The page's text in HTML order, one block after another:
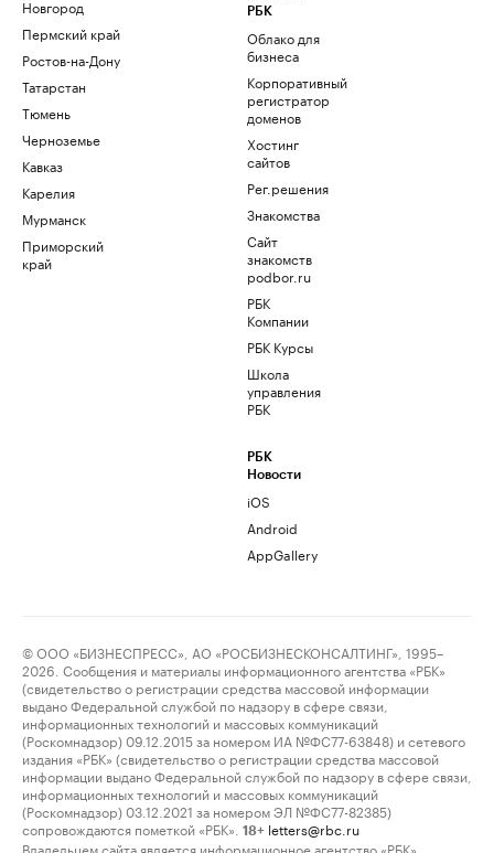
Новгород
Пермский край
Ростов-на-Дону
Татарстан
Тюмень
Черноземье
Кавказ
Карелия
Мурманск
Приморский
край
РБК
Облако для
бизнеса
Корпоративный
регистратор
доменов
Хостинг
сайтов
Рег.решения
Знакомства
Сайт
знакомств
podbor.ru
РБК
Компании
РБК Курсы
Школа
управления
РБК
РБК
Новости
iOS
Android
AppGallery
© ООО «БИЗНЕСПРЕСС», АО «РОСБИЗНЕСКОНСАЛТИНГ», 1995–
2026. Сообщения и материалы информационного агентства «РБК»
(свидетельство о регистрации средства массовой информации
выдано Федеральной службой по надзору в сфере связи,
информационных технологий и массовых коммуникаций
(Роскомнадзор) 09.12.2015 за номером ИА №ФС77-63848) и сетевого
издания «РБК» (свидетельство о регистрации средства массовой
информации выдано Федеральной службой по надзору в сфере связи,
информационных технологий и массовых коммуникаций
(Роскомнадзор) 03.12.2021 за номером ЭЛ №ФС77-82385)
сопровождаются пометкой «РБК».
18+ letters@rbc.ru
Владельцем сайта является информационное агентство «РБК».